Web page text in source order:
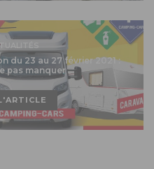
du 23 au 27 février 2021 :
pas manquer